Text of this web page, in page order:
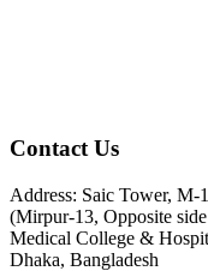
Contact Us
Address: Saic Tower,
(Mirpur-13, Opposite
Medical College &
Dhaka, Bangladesh